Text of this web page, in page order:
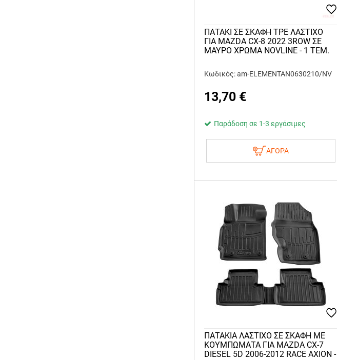
ΠΑΤΑΚΙ ΣΕ ΣΚΑΦΗ TPE ΛΑΣΤΙΧΟ
ΓΙΑ MAZDA CX-8 2022 3ROW ΣΕ
MAYΡΟ ΧΡΩΜΑ NOVLINE - 1 ΤΕΜ.
Κωδικός: am-ELEMENTAN0630210/NV
13,70 €
Παράδοση σε 1-3 εργάσιμες
ΑΓΟΡΑ
ΠΑΤΑΚΙA ΛΑΣΤΙΧΟ ΣΕ ΣΚΑΦΗ ME
KOYMΠΩΜΑΤΑ ΓΙΑ MAZDA CX-7
DIESEL 5D 2006-2012 RACE AXION -